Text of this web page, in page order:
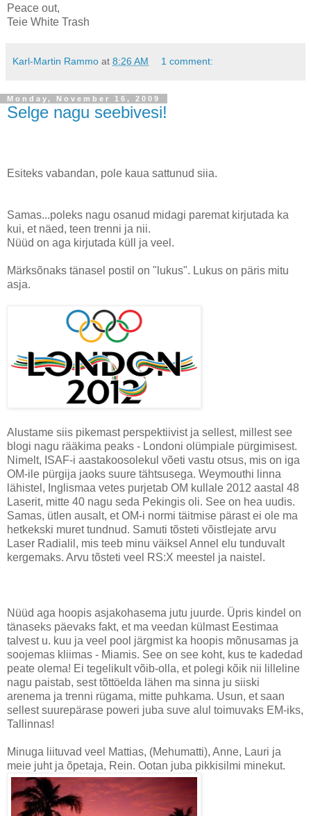
Peace out,
Teie White Trash
Karl-Martin Rammo at 8:26 AM 1 comment:
Monday, November 16, 2009
Selge nagu seebivesi!
Esiteks vabandan, pole kaua sattunud siia.
Samas...poleks nagu osanud midagi paremat kirjutada ka
kui, et näed, teen trenni ja nii.
Nüüd on aga kirjutada küll ja veel.
Märksõnaks tänasel postil on "lukus". Lukus on päris mitu
asja.
Alustame siis pikemast perspektiivist ja sellest, millest see
blogi nagu rääkima peaks - Londoni olümpiale pürgimisest.
Nimelt, ISAF-i aastakoosolekul võeti vastu otsus, mis on iga
OM-ile pürgija jaoks suure tähtsusega. Weymouthi linna
lähistel, Inglismaa vetes purjetab OM kullale 2012 aastal 48
Laserit, mitte 40 nagu seda Pekingis oli. See on hea uudis.
Samas, ütlen ausalt, et OM-i normi täitmise pärast ei ole ma
hetkekski muret tundnud. Samuti tõsteti võistlejate arvu
Laser Radialil, mis teeb minu väiksel Annel elu tunduvalt
kergemaks. Arvu tõsteti veel RS:X meestel ja naistel.
Nüüd aga hoopis asjakohasema jutu juurde. Üpris kindel on
tänaseks päevaks fakt, et ma veedan külmast Eestimaa
talvest u. kuu ja veel pool järgmist ka hoopis mõnusamas ja
soojemas kliimas - Miamis. See on see koht, kus te kadedad
peate olema! Ei tegelikult võib-olla, et polegi kõik nii lilleline
nagu paistab, sest tõttöelda lähen ma sinna ju siiski
arenema ja trenni rügama, mitte puhkama. Usun, et saan
sellest suurepärase poweri juba suve alul toimuvaks EM-iks,
Tallinnas!
Minuga liituvad veel Mattias, (Mehumatti), Anne, Lauri ja
meie juht ja õpetaja, Rein. Ootan juba pikkisilmi minekut.